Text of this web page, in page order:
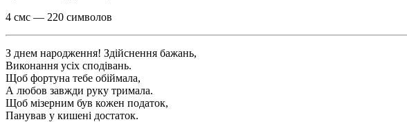
4 смс — 220 символов
З днем народження! Здійснення бажань,
Виконання усіх сподівань.
Щоб фортуна тебе обіймала,
А любов завжди руку тримала.
Щоб мізерним був кожен податок,
Панував у кишені достаток.